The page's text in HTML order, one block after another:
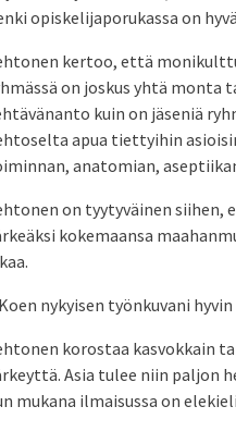
opiskelijaporukassa on
kertoo, että
on joskus yhtä monta
kuin on jäseniä
apua tiettyihin
anatomian,
on tyytyväinen siihen,
kokemaansa
nykyisen työnkuvani
korostaa kasvokkain
Asia tulee niin paljon
mukana ilmaisussa on